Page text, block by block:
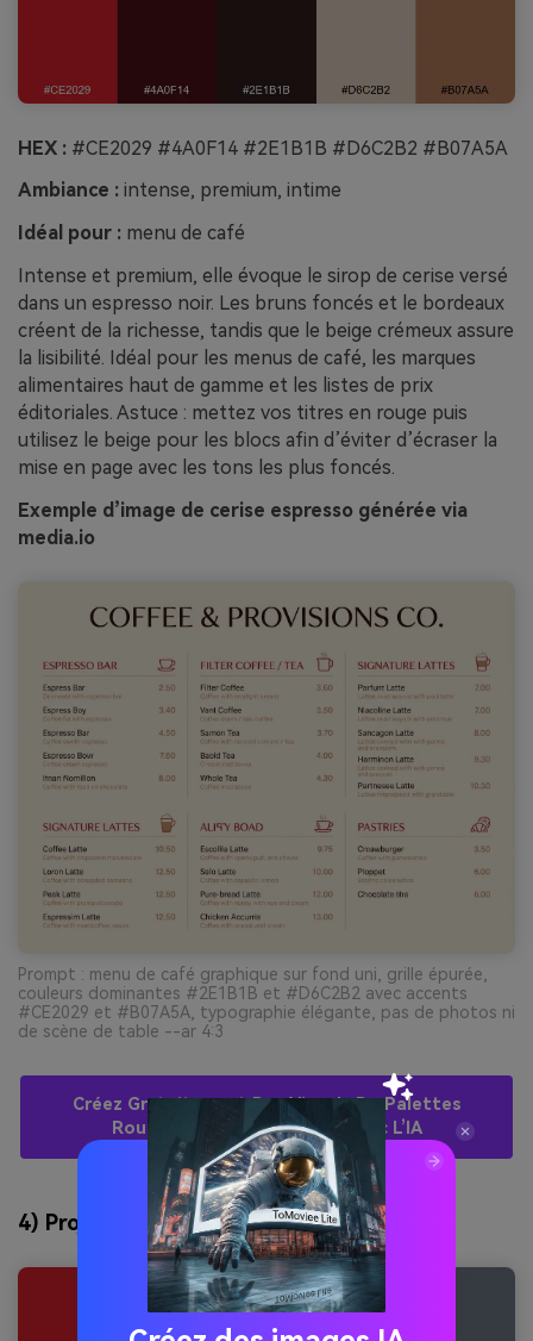
HEX : #CE2029 #4A0F14 #2E1B1B #D6C2B2 #B07A5A
Ambiance : intense, premium, intime
Idéal pour : menu de café
Intense et premium, elle évoque le sirop de cerise versé
dans un espresso noir. Les bruns foncés et le bordeaux
créent de la richesse, tandis que le beige crémeux assure
la lisibilité. Idéal pour les menus de café, les marques
alimentaires haut de gamme et les listes de prix
éditoriales. Astuce : mettez vos titres en rouge puis
utilisez le beige pour les blocs afin d’éviter d’écraser la
mise en page avec les tons les plus foncés.
Exemple d’image de cerise espresso générée via
media.io
Prompt : menu de café graphique sur fond uni, grille épurée,
couleurs dominantes #2E1B1B et #D6C2B2 avec accents
#CE2029 et #B07A5A, typographie élégante, pas de photos ni
de scène de table --ar 4:3
Créez Gratuitement Des Visuels De Palettes
Rouge Camion De Pompier Avec L’IA
4) Projecteur de Stade